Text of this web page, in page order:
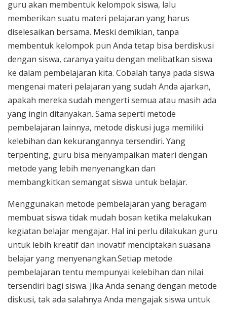
guru akan membentuk kelompok siswa, lalu
memberikan suatu materi pelajaran yang harus
diselesaikan bersama. Meski demikian, tanpa
membentuk kelompok pun Anda tetap bisa berdiskusi
dengan siswa, caranya yaitu dengan melibatkan siswa
ke dalam pembelajaran kita. Cobalah tanya pada siswa
mengenai materi pelajaran yang sudah Anda ajarkan,
apakah mereka sudah mengerti semua atau masih ada
yang ingin ditanyakan. Sama seperti metode
pembelajaran lainnya, metode diskusi juga memiliki
kelebihan dan kekurangannya tersendiri. Yang
terpenting, guru bisa menyampaikan materi dengan
metode yang lebih menyenangkan dan
membangkitkan semangat siswa untuk belajar.
Menggunakan metode pembelajaran yang beragam
membuat siswa tidak mudah bosan ketika melakukan
kegiatan belajar mengajar. Hal ini perlu dilakukan guru
untuk lebih kreatif dan inovatif menciptakan suasana
belajar yang menyenangkan.Setiap metode
pembelajaran tentu mempunyai kelebihan dan nilai
tersendiri bagi siswa. Jika Anda senang dengan metode
diskusi, tak ada salahnya Anda mengajak siswa untuk